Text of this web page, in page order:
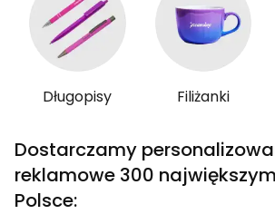
Długopisy Filiżanki
Dostarczamy
reklamowe 300
Polsce: